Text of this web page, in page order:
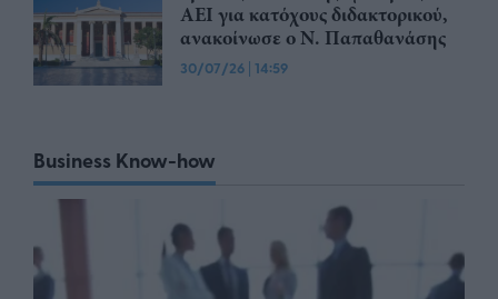
ΑΕΙ για κατόχους διδακτορικού,
ανακοίνωσε ο Ν. Παπαθανάσης
30/07/26 | 14:59
Business Know-how